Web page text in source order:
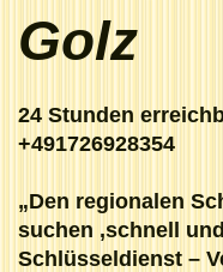
Golz
24 Stunden
+491726928354
„Den regionalen
suchen ,schnell
Schlüsseldienst –